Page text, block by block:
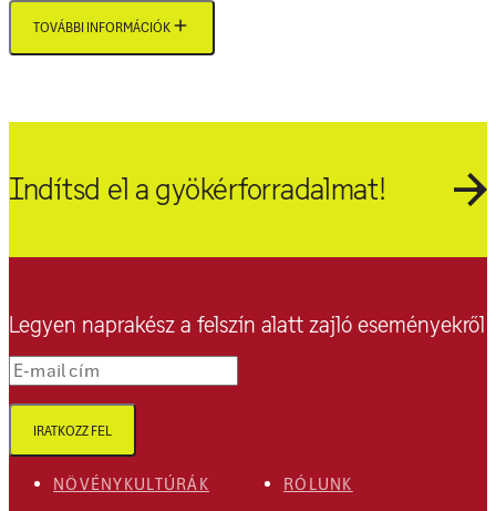
TOVÁBBI INFORMÁCIÓK
Indítsd el a gyökérforradalmat!
NÖVÉNYKULTÚRÁK
RÓLUNK
Legyen naprakész a felszín alatt zajló eseményekről
E-mail cím
IRATKOZZ FEL